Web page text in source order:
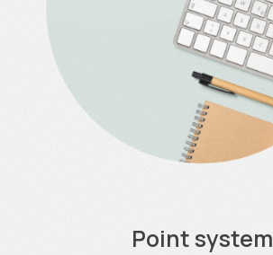
Point system